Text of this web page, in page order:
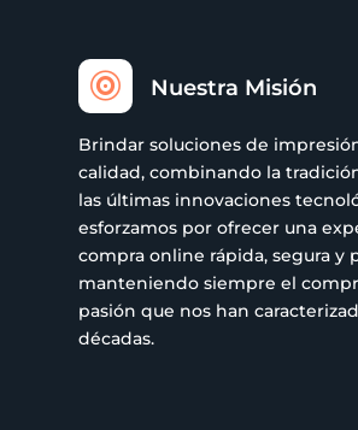
 Nuestra Misión
Brindar soluciones de
calidad, combinando la
las últimas innovaciones
esforzamos por ofrecer una
compra online rápida, segura y
manteniendo siempre el
pasión que nos han
décadas.